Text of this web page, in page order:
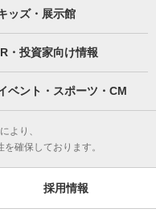
ッズ・展示館
・投資家向け情報
ベント・スポーツ・CM
より、
確保しております。
採用情報